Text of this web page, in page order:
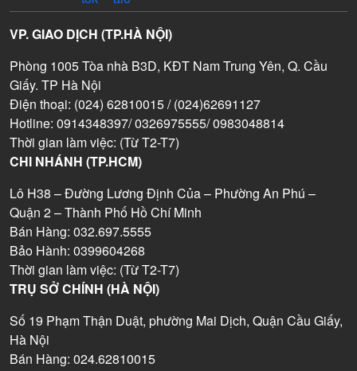
VP. GIAO DỊCH (TP.HÀ NỘI)
Phòng 1005 Tòa nhà B3D, KĐT Nam Trung Yên, Q. Cầu
Giấy. TP Hà Nội
Điện thoại: (024) 62810015 / (024)62691127
Hotline: 0914348397/ 0326975555/ 0983048814
Thời gian làm việc: (Từ T2-T7)
CHI NHÁNH (TP.HCM)
Lô H38 – Đường Lương Định Của – Phường An Phú –
Quận 2 – Thành Phố Hồ Chí Minh
Bán Hàng: 032.697.5555
Bảo Hành: 0399604268
Thời gian làm việc: (Từ T2-T7)
TRỤ SỞ CHÍNH (HÀ NỘI)
Số 19 Phạm Thận Duật, phường Mai Dịch, Quận Cầu Giấy,
Hà Nội
Bán Hàng: 024.62810015